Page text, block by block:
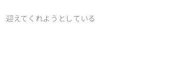
迎えてくれようとしている